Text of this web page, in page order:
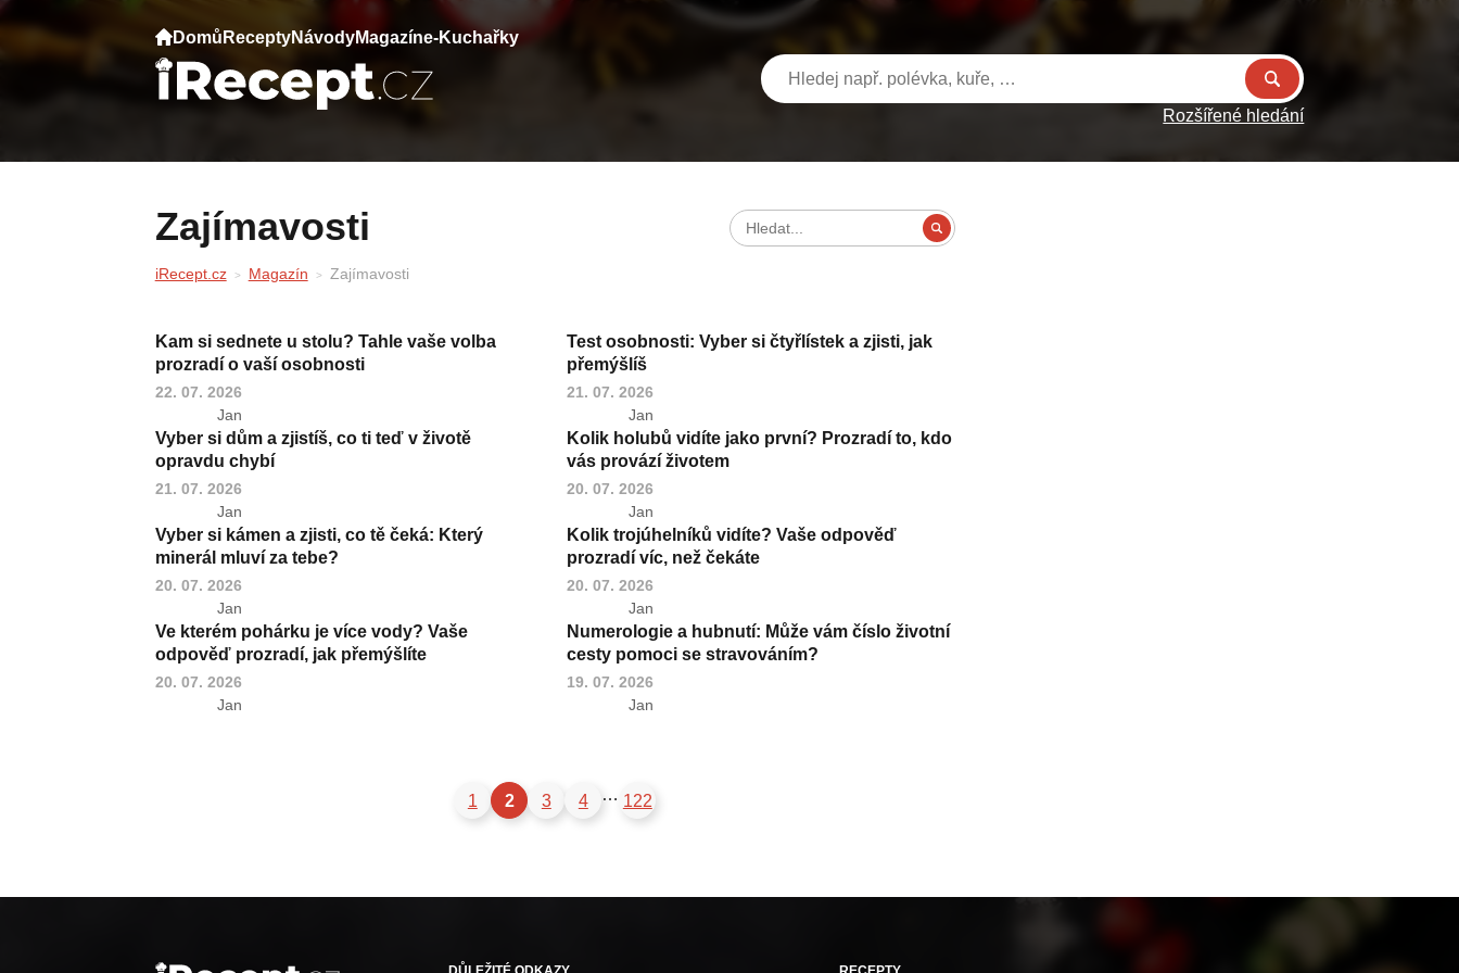
Domů ReceptyNávodyMagazíne-Kuchařky
Rozšířené hledání
Zajímavosti
iRecept.cz Magazín Zajímavosti
Kam si sednete u stolu? Tahle vaše volba
prozradí o vaší osobnosti
22. 07. 2026
Jan
Test osobnosti: Vyber si čtyřlístek a zjisti, jak
přemýšlíš
21. 07. 2026
Jan
Vyber si dům a zjistíš, co ti teď v životě
opravdu chybí
21. 07. 2026
Jan
Kolik holubů vidíte jako první? Prozradí to, kdo
vás provází životem
20. 07. 2026
Jan
Vyber si kámen a zjisti, co tě čeká: Který
minerál mluví za tebe?
20. 07. 2026
Jan
Kolik trojúhelníků vidíte? Vaše odpověď
prozradí víc, než čekáte
20. 07. 2026
Jan
Ve kterém pohárku je více vody? Vaše
odpověď prozradí, jak přemýšlíte
20. 07. 2026
Jan
Numerologie a hubnutí: Může vám číslo životní
cesty pomoci se stravováním?
19. 07. 2026
Jan
1 2 3 4 … 122